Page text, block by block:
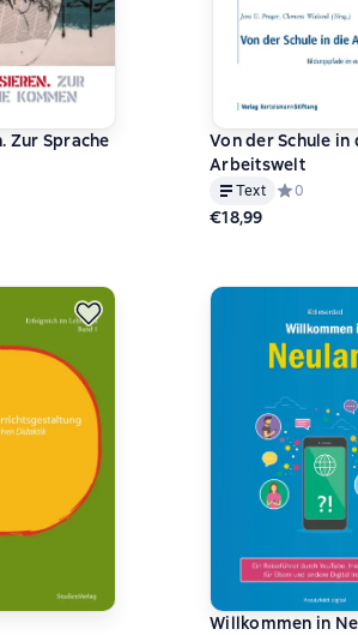
Zur Sprache
рейтинг 0 на основе 0 оценок
Von der Schule in
Arbeitswelt
Text Средний
0
€18,99
Willkommen in